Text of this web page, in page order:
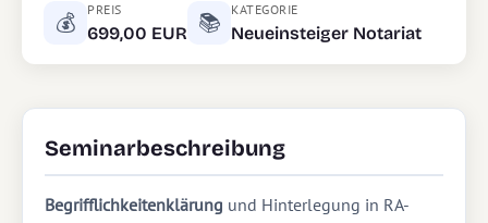
💰 PREIS
699,00 EUR 📚 KATEGORIE
Neueinsteiger Notariat
Seminarbeschreibung
Begrifflichkeitenklärung und Hinterlegung in RA-